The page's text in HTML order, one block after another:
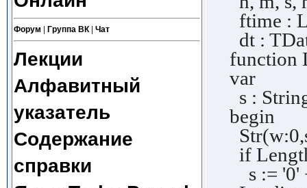
Форум Группа ВК| Чат
Лекции
Алфавитный
указатель
Содержание
справки
ftime :
dt :
function
var
s :
begin
if
s := '0'